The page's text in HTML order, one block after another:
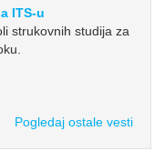
ITS-u
strukovnih studija za
Pogledaj ostale vesti